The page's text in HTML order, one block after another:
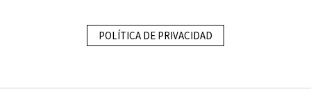
POLÍTICA DE PRIVACIDAD